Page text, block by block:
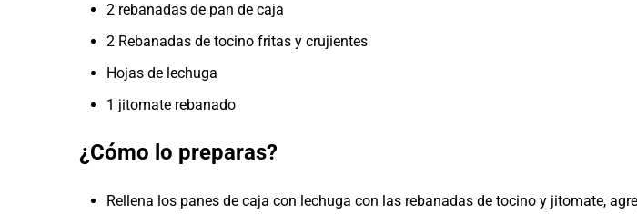
2 rebanadas de pan de caja
2 Rebanadas de tocino fritas y crujientes
Hojas de lechuga
1 jitomate rebanado
¿Cómo lo preparas?
Rellena los panes de caja con lechuga con las rebanadas de tocino y jitomate,